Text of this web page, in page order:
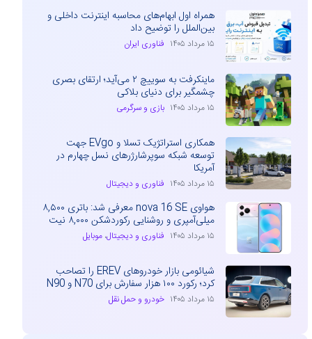
همراه اول ابهام‌های محاسبه اینترنت داخلی و
بین‌الملل را توضیح داد
۱۵ مرداد ۱۴۰۵ فناوری ایران
ماینکرفت به سوییچ ۲ می‌آید؛ ارتقای بصری
چشمگیر برای دنیای بلاکی
۱۵ مرداد ۱۴۰۵ بازی و سرگرمی
همکاری استراتژیک تسلا و EVgo جهت
توسعه شبکه سوپرشارژرهای نسل چهارم در
آمریکا
۱۵ مرداد ۱۴۰۵ فناوری و دیجیتال
هواوی nova 16 SE معرفی شد: باتری ۸,۵۰۰
میلی‌آمپری و روشنایی رکوردشکن ۸,۰۰۰ نیت
۱۵ مرداد ۱۴۰۵ فناوری و دیجیتال،موبایل
شیائومی بازار خودروهای EREV را تصاحب
کرد؛ رکورد ۱۰۰ هزار سفارش برای N70 و N90
۱۵ مرداد ۱۴۰۵ خودرو و حمل نقل